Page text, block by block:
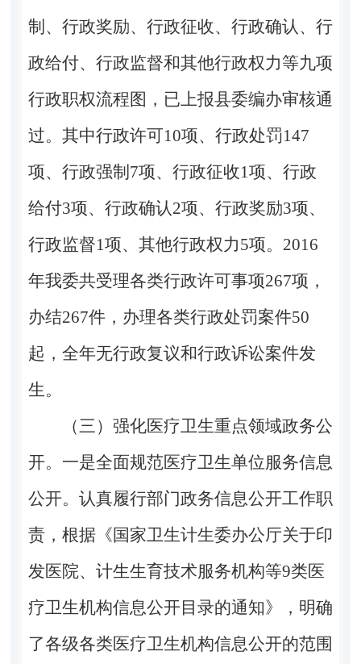
制、行政奖励、行政征收、行政确认、行
政给付、行政监督和其他行政权力等九项
行政职权流程图，已上报县委编办审核通
过。其中行政许可10项、行政处罚147
项、行政强制7项、行政征收1项、行政
给付3项、行政确认2项、行政奖励3项、
行政监督1项、其他行政权力5项。2016
年我委共受理各类行政许可事项267项，
办结267件，办理各类行政处罚案件50
起，全年无行政复议和行政诉讼案件发
生。
（三）强化医疗卫生重点领域政务公
开。一是全面规范医疗卫生单位服务信息
公开。认真履行部门政务信息公开工作职
责，根据《国家卫生计生委办公厅关于印
发医院、计生生育技术服务机构等9类医
疗卫生机构信息公开目录的通知》，明确
了各级各类医疗卫生机构信息公开的范围